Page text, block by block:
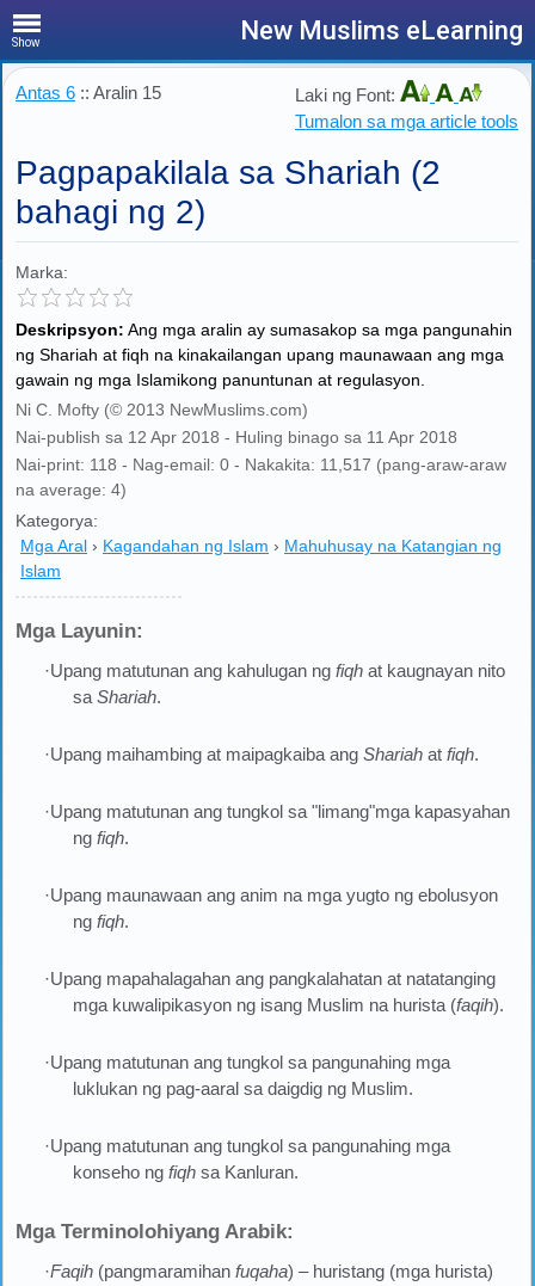
Show New Muslims eLearning
Antas 6 :: Aralin 15
Laki ng Font:
Tumalon sa mga article tools
Pagpapakilala sa Shariah (2
bahagi ng 2)
Marka:
Deskripsyon: Ang mga aralin ay sumasakop sa mga pangunahin
ng Shariah at fiqh na kinakailangan upang maunawaan ang mga
gawain ng mga Islamikong panuntunan at regulasyon.
Ni C. Mofty (© 2013 NewMuslims.com)
Nai-publish sa 12 Apr 2018 - Huling binago sa 11 Apr 2018
Nai-print: 118 - Nag-email: 0 - Nakakita: 11,517 (pang-araw-araw
na average: 4)
Kategorya:
Mga Aral › Kagandahan ng Islam › Mahuhusay na Katangian ng
Islam
Mga Layunin:
·Upang matutunan ang kahulugan ng fiqh at kaugnayan nito
sa Shariah.
·Upang maihambing at maipagkaiba ang Shariah at fiqh.
·Upang matutunan ang tungkol sa "limang"mga kapasyahan
ng fiqh.
·Upang maunawaan ang anim na mga yugto ng ebolusyon
ng fiqh.
·Upang mapahalagahan ang pangkalahatan at natatanging
mga kuwalipikasyon ng isang Muslim na hurista (faqih).
·Upang matutunan ang tungkol sa pangunahing mga
luklukan ng pag-aaral sa daigdig ng Muslim.
·Upang matutunan ang tungkol sa pangunahing mga
konseho ng fiqh sa Kanluran.
Mga Terminolohiyang Arabik:
·Faqih (pangmaramihan fuqaha) – huristang (mga hurista)